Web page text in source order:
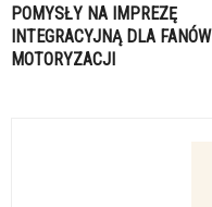
POMYSŁY NA IMPREZĘ
INTEGRACYJNĄ DLA FANÓW
MOTORYZACJI